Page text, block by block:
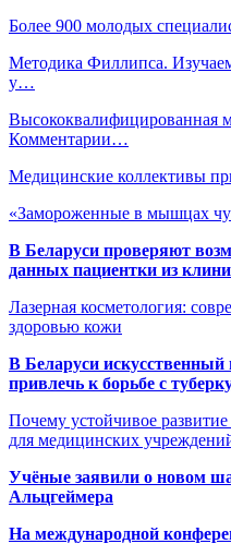
Более 900 молодых
Методика Филлипса.
у…
Высококвалифицированная
Комментарии…
Медицинские коллективы
«Замороженные в мышцах
В Беларуси проверяют
данных пациентки из
Лазерная косметология:
здоровью кожи
В Беларуси
привлечь к борьбе с
Почему устойчивое
для медицинских
Учёные заявили о новом
Альцгеймера
На международной